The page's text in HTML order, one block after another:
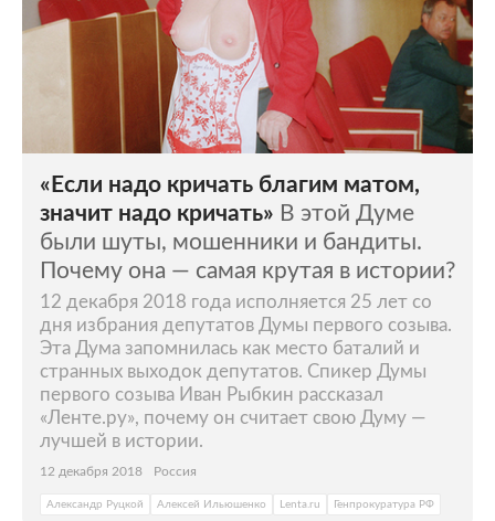
«Если надо кричать благим матом,
значит надо кричать» В этой Думе
были шуты, мошенники и бандиты.
Почему она — самая крутая в истории?
12 декабря 2018 года исполняется 25 лет со
дня избрания депутатов Думы первого созыва.
Эта Дума запомнилась как место баталий и
странных выходок депутатов. Спикер Думы
первого созыва Иван Рыбкин рассказал
«Ленте.ру», почему он считает свою Думу —
лучшей в истории.
12 декабря 2018 Россия
Александр Руцкой Алексей Ильюшенко Lenta.ru Генпрокуратура РФ